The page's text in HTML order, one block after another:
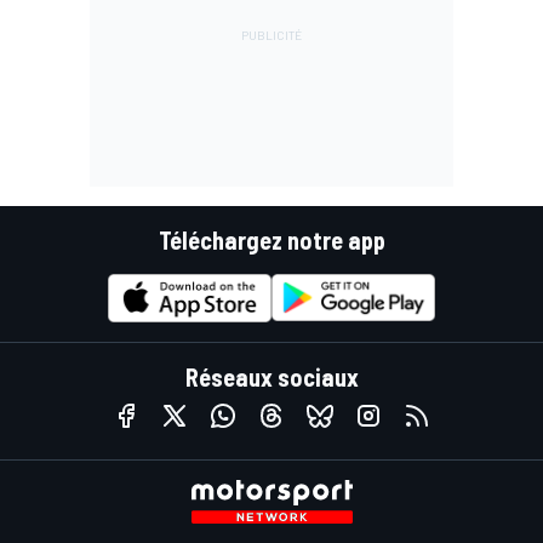
Téléchargez notre app
Réseaux sociaux